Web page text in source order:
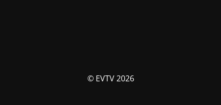
© EVTV 2026